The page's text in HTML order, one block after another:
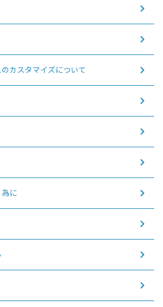
カスタマイズについて
に